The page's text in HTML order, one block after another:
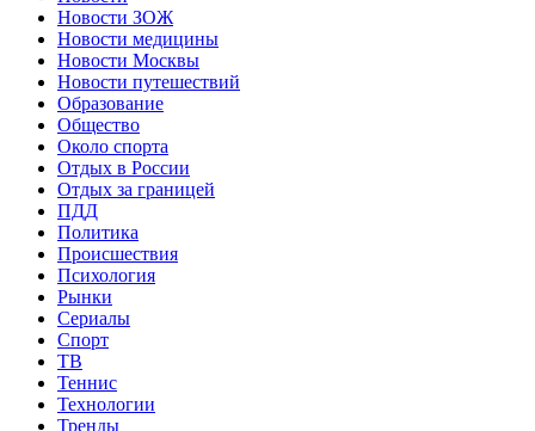
Новости ЗОЖ
Новости медицины
Новости Москвы
Новости путешествий
Образование
Общество
Около спорта
Отдых в России
Отдых за границей
ПДД
Политика
Происшествия
Психология
Рынки
Сериалы
Спорт
ТВ
Теннис
Технологии
Тренды